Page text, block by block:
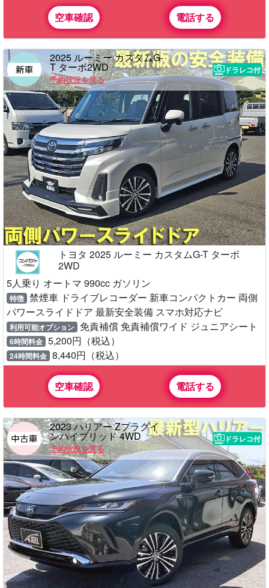
空車確認 電話する
2025 ルーミー カスタムG-
T ターボ2WD
予約状況を見る
ドラレコ付
トヨタ 2025 ルーミー カスタムG-T ターボ
2WD
5人乗り オートマ 990cc ガソリン
特徴 禁煙車 ドライブレコーダー 新車コンパクトカー 両側
パワースライドドア 最新安全装備 スマホ対応ナビ
利用可能オプション 免責補償 免責補償ワイド ジュニアシート
6時間料金 5,200円（税込）
24時間料金 8,440円（税込）
空車確認 電話する
2023 ハリアー Zプラグイ
ンハイブリッド 4WD
予約状況を見る
ドラレコ付